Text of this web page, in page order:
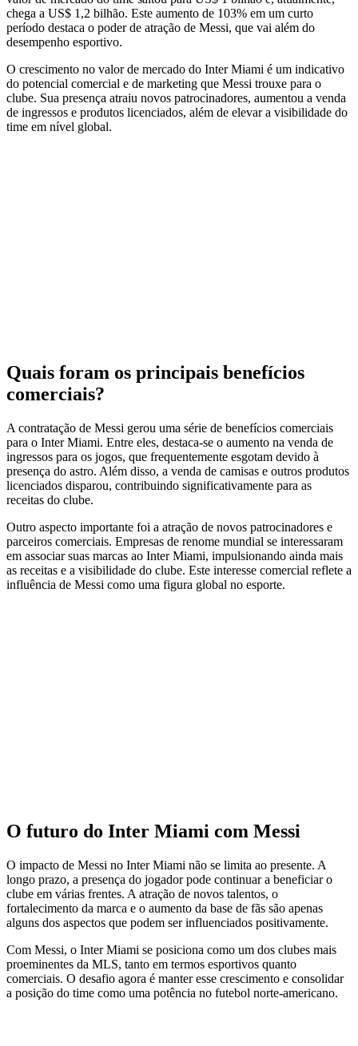
chega a US$ 1,2 bilhão. Este aumento de 103% em um curto
período destaca o poder de atração de Messi, que vai além do
desempenho esportivo.
O crescimento no valor de mercado do Inter Miami é um indicativo
do potencial comercial e de marketing que Messi trouxe para o
clube. Sua presença atraiu novos patrocinadores, aumentou a venda
de ingressos e produtos licenciados, além de elevar a visibilidade do
time em nível global.
Quais foram os principais benefícios
comerciais?
A contratação de Messi gerou uma série de benefícios comerciais
para o Inter Miami. Entre eles, destaca-se o aumento na venda de
ingressos para os jogos, que frequentemente esgotam devido à
presença do astro. Além disso, a venda de camisas e outros produtos
licenciados disparou, contribuindo significativamente para as
receitas do clube.
Outro aspecto importante foi a atração de novos patrocinadores e
parceiros comerciais. Empresas de renome mundial se interessaram
em associar suas marcas ao Inter Miami, impulsionando ainda mais
as receitas e a visibilidade do clube. Este interesse comercial reflete a
influência de Messi como uma figura global no esporte.
O futuro do Inter Miami com Messi
O impacto de Messi no Inter Miami não se limita ao presente. A
longo prazo, a presença do jogador pode continuar a beneficiar o
clube em várias frentes. A atração de novos talentos, o
fortalecimento da marca e o aumento da base de fãs são apenas
alguns dos aspectos que podem ser influenciados positivamente.
Com Messi, o Inter Miami se posiciona como um dos clubes mais
proeminentes da MLS, tanto em termos esportivos quanto
comerciais. O desafio agora é manter esse crescimento e consolidar
a posição do time como uma potência no futebol norte-americano.